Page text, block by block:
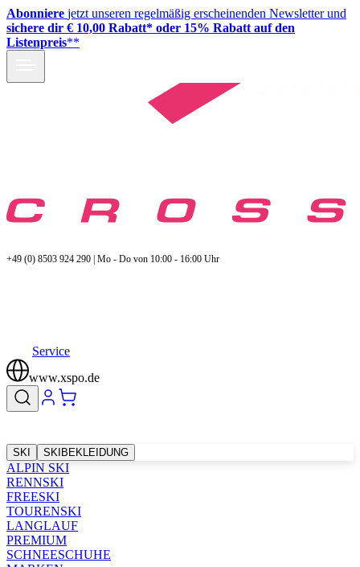
Abonniere jetzt unseren regelmäßig erscheinenden Newsletter und
sichere dir € 10,00 Rabatt* oder 15% Rabatt auf den
Listenpreis**
+49 (0) 8503 924 290 | Mo - Do von 10:00 - 16:00 Uhr
Service
www.xspo.de
SKI SKIBEKLEIDUNG
ALPIN SKI
RENNSKI
FREESKI
TOURENSKI
LANGLAUF
PREMIUM
SCHNEESCHUHE